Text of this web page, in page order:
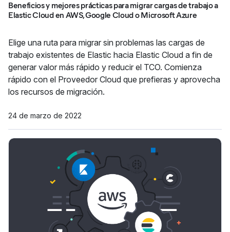
Beneficios y mejores prácticas para migrar cargas de trabajo a
Elastic Cloud en AWS, Google Cloud o Microsoft Azure
Elige una ruta para migrar sin problemas las cargas de
trabajo existentes de Elastic hacia Elastic Cloud a fin de
generar valor más rápido y reducir el TCO. Comienza
rápido con el Proveedor Cloud que prefieras y aprovecha
los recursos de migración.
24 de marzo de 2022